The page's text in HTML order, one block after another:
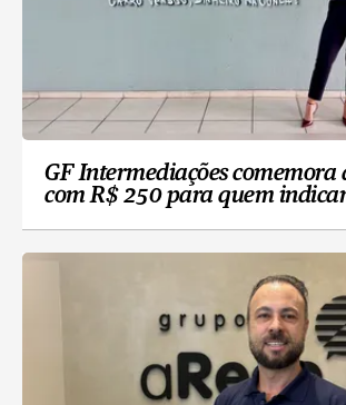
GF Intermediações comemora
com R$ 250 para quem